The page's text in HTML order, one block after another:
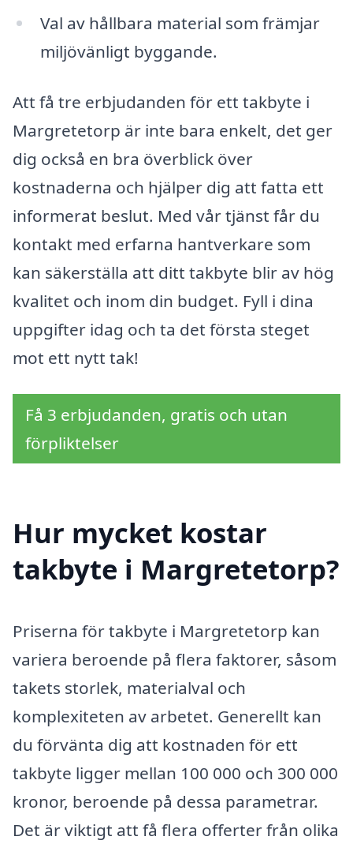
Val av hållbara material som främjar
miljövänligt byggande.
Att få tre erbjudanden för ett takbyte i
Margretetorp är inte bara enkelt, det ger
dig också en bra överblick över
kostnaderna och hjälper dig att fatta ett
informerat beslut. Med vår tjänst får du
kontakt med erfarna hantverkare som
kan säkerställa att ditt takbyte blir av hög
kvalitet och inom din budget. Fyll i dina
uppgifter idag och ta det första steget
mot ett nytt tak!
Få 3 erbjudanden, gratis och utan
förpliktelser
Hur mycket kostar
takbyte i Margretetorp?
Priserna för takbyte i Margretetorp kan
variera beroende på flera faktorer, såsom
takets storlek, materialval och
komplexiteten av arbetet. Generellt kan
du förvänta dig att kostnaden för ett
takbyte ligger mellan 100 000 och 300 000
kronor, beroende på dessa parametrar.
Det är viktigt att få flera offerter från olika